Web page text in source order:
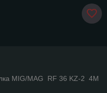
MIG/MAG RF 36 KZ-2 4M